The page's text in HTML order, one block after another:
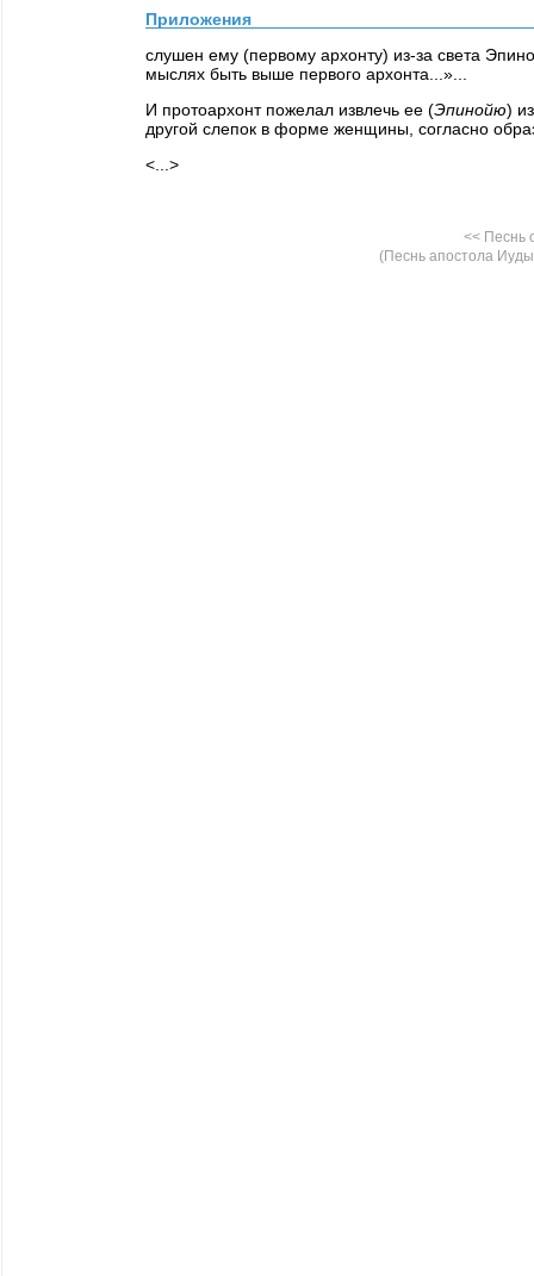
Приложения
слушен ему (первому архонту) из-за света
мыслях быть выше первого архонта...»...
И протоархонт пожелал извлечь ее (Эпинойю)
другой слепок в форме женщины, согласно
<...>
<< Песнь
(Песнь апостола